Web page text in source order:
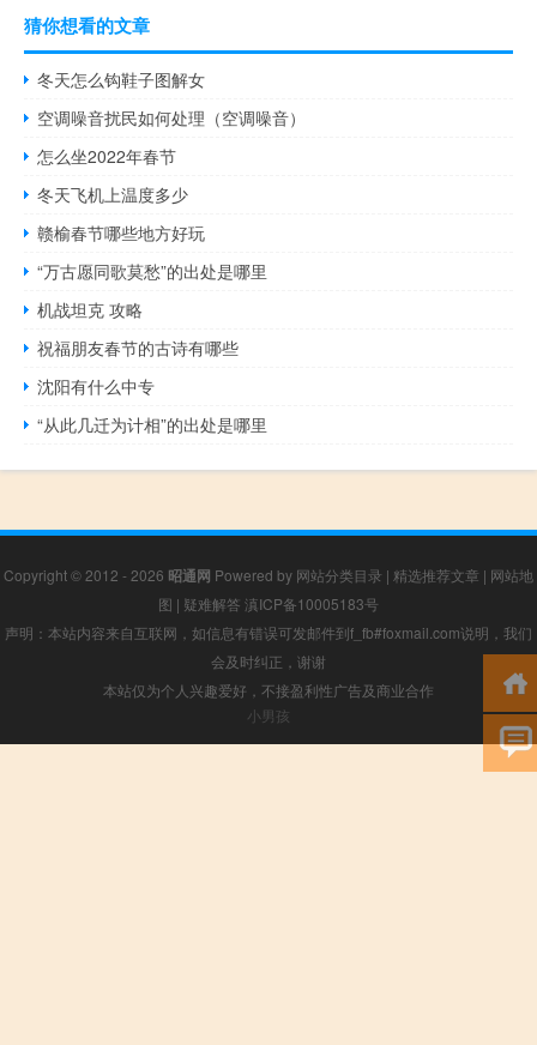
猜你想看的文章
冬天怎么钩鞋子图解女
空调噪音扰民如何处理（空调噪音）
怎么坐2022年春节
冬天飞机上温度多少
赣榆春节哪些地方好玩
“万古愿同歌莫愁”的出处是哪里
机战坦克 攻略
祝福朋友春节的古诗有哪些
沈阳有什么中专
“从此几迁为计相”的出处是哪里
Copyright © 2012 - 2026 昭通网 Powered by 网站分类目录 | 精选推荐文章 | 网站地
图 | 疑难解答 滇ICP备10005183号
声明：本站内容来自互联网，如信息有错误可发邮件到f_fb#foxmail.com说明，我们
会及时纠正，谢谢
本站仅为个人兴趣爱好，不接盈利性广告及商业合作
小男孩